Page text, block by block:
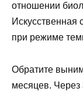
отношении
Искусственная
при режиме
Обратите
месяцев. Через